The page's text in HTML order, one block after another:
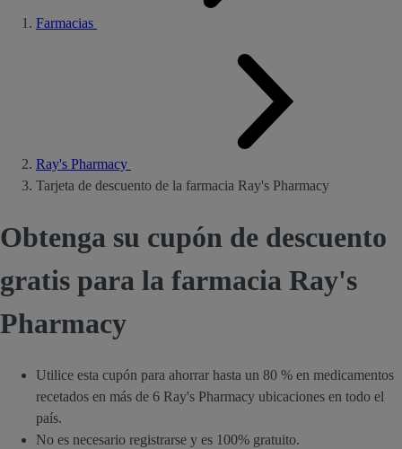
Farmacias
Ray's Pharmacy
Tarjeta de descuento de la farmacia Ray's Pharmacy
Obtenga su cupón de descuento
gratis para la farmacia Ray's
Pharmacy
Utilice esta cupón para ahorrar hasta un 80 % en medicamentos
recetados en más de 6 Ray's Pharmacy ubicaciones en todo el
país.
No es necesario registrarse y es 100% gratuito.